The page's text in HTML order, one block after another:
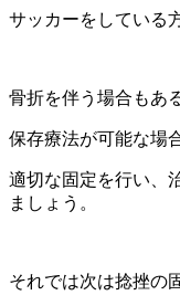
サッカーをしている
骨折を伴う場合もあ
保存療法が可能な場
適切な固定を行い、
ましょう。
それでは次は捻挫の